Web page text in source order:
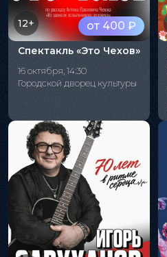
от 400 ₽
12+
Спектакль «Это Чехов»
16 октября, 14:30
Городской дворец культуры